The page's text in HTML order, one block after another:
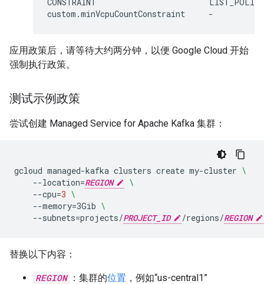
应用政策后，请等待大约两分钟，以便 Google Cloud 开始
强制执行政策。
测试示例政策
尝试创建 Managed Service for Apache Kafka 集群：
gcloud managed-kafka clusters create my-cluster \
--location=REGION
\
--cpu=3 \
--memory=3Gib \
--subnets=projects/PROJECT_ID /regions/REGION
替换以下内容：
REGION ：集群的位置 ，例如“us-central1”